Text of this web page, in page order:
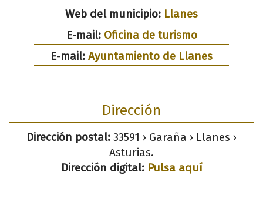
Web del municipio: Llanes
E-mail: Oficina de turismo
E-mail: Ayuntamiento de Llanes
Dirección
Dirección postal: 33591 › Garaña › Llanes ›
Asturias.
Dirección digital: Pulsa aquí